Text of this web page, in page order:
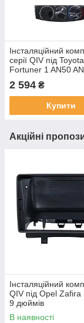
Інсталяційний
серії QIV під Toyota
Fortuner 1 AN50
HILUX Revo Vigo
2014 (F5) (W2) 9
2 594 ₴
Купити
Акційні
Інсталяційний
QIV під Opel Zafira
9 дюймів
В наявності